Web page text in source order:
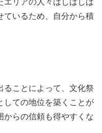
エリアの人々はしばしば
ているため、自分から積
ることによって、文化祭
しての地位を築くことが
からの信頼も得やすくな